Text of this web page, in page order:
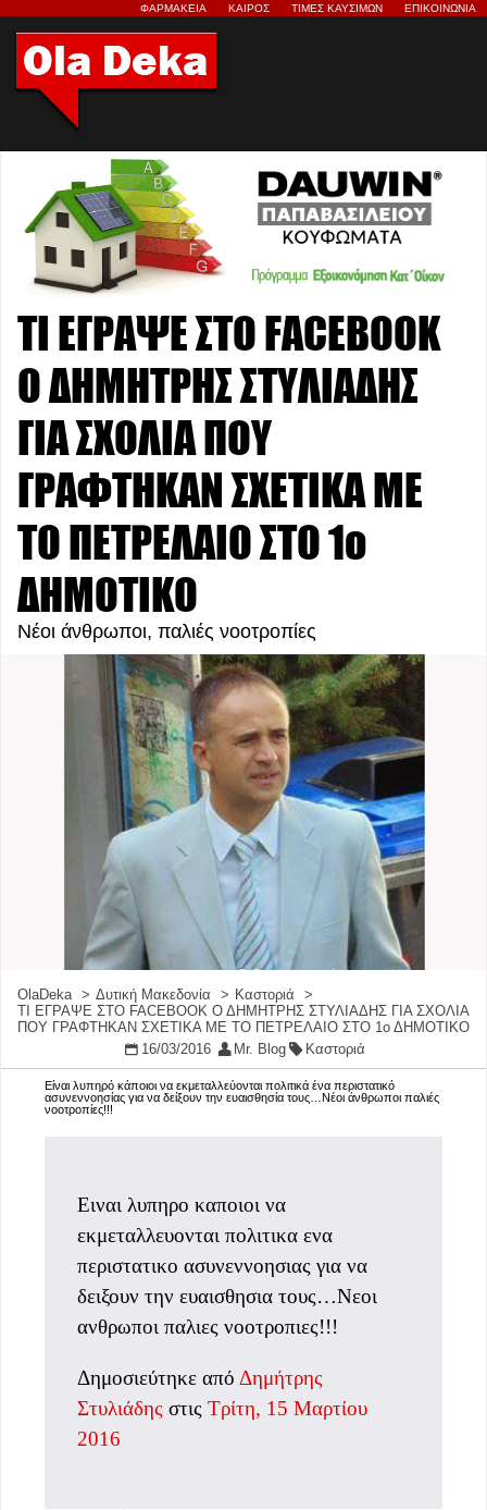
ΦΑΡΜΑΚΕΙΑ ΚΑΙΡΟΣ ΤΙΜΕΣ ΚΑΥΣΙΜΩΝ ΕΠΙΚΟΙΝΩΝΙΑ
ΤΙ ΕΓΡΑΨΕ ΣΤΟ FACEBOOK
Ο ΔΗΜΗΤΡΗΣ ΣΤΥΛΙΑΔΗΣ
ΓΙΑ ΣΧΟΛΙΑ ΠΟΥ
ΓΡΑΦΤΗΚΑΝ ΣΧΕΤΙΚΑ ΜΕ
ΤΟ ΠΕΤΡΕΛΑΙΟ ΣΤΟ 1ο
ΔΗΜΟΤΙΚΟ
Νέοι άνθρωποι, παλιές νοοτροπίες
OlaDeka Δυτική Μακεδονία
Καστοριά
ΤΙ ΕΓΡΑΨΕ ΣΤΟ FACEBOOK Ο ΔΗΜΗΤΡΗΣ ΣΤΥΛΙΑΔΗΣ ΓΙΑ ΣΧΟΛΙΑ
ΠΟΥ ΓΡΑΦΤΗΚΑΝ ΣΧΕΤΙΚΑ ΜΕ ΤΟ ΠΕΤΡΕΛΑΙΟ ΣΤΟ 1ο ΔΗΜΟΤΙΚΟ
16/03/2016
Mr. Blog Καστοριά
Είναι λυπηρό κάποιοι να εκμεταλλεύονται πολιτικά ένα περιστατικό
ασυνεννοησίας για να δείξουν την ευαισθησία τους…Νέοι άνθρωποι παλιές
νοοτροπίες!!!
Ειναι λυπηρο καποιοι να
εκμεταλλευονται πολιτικα ενα
περιστατικο ασυνεννοησιας για να
δειξουν την ευαισθησια τους…Νεοι
ανθρωποι παλιες νοοτροπιες!!!
Δημοσιεύτηκε από Δημήτρης
Στυλιάδης στις Τρίτη, 15 Μαρτίου
2016